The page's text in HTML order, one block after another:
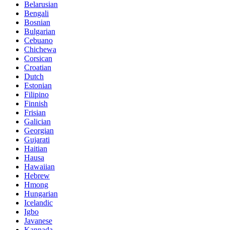
Belarusian
Bengali
Bosnian
Bulgarian
Cebuano
Chichewa
Corsican
Croatian
Dutch
Estonian
Filipino
Finnish
Frisian
Galician
Georgian
Gujarati
Haitian
Hausa
Hawaiian
Hebrew
Hmong
Hungarian
Icelandic
Igbo
Javanese